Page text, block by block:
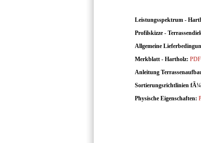
Leistungsspektrum -
Profilskizze -
Allgemeine
Merkblatt - Hartholz:
Anleitung
Sortierungsrichtlinien
Physische Eigenschaften: